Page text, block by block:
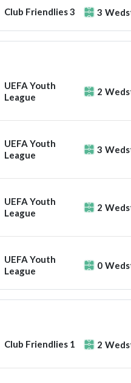
Club Friendlies 3 3
UEFA Youth
League
2
UEFA Youth
League
3
UEFA Youth
League
2
UEFA Youth
League
0
Club Friendlies 1 2